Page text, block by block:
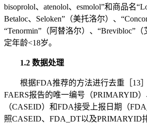
bisoprolol、atenolol、esmolol”和商品名
Betaloc、Seloken”（美托洛尔）、
“Tenormin”（阿替洛尔）、“Brevibloc”
定年龄<18岁。
1.2 数据处理
根据FDA推荐的方法进行去重［13
FAERS报告的唯一编号（PRIMARYID
（CASEID）和FDA接受上报日期（
照CASEID、FDA_DT以及PRIMARYID